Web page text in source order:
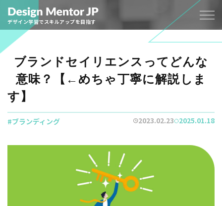
デザイン学習でスキルアップを目指す
ブランドセイリエンスってどんな
意味？【←めちゃ丁寧に解説しま
す】
ブランディング 2023.02.23 2025.01.18